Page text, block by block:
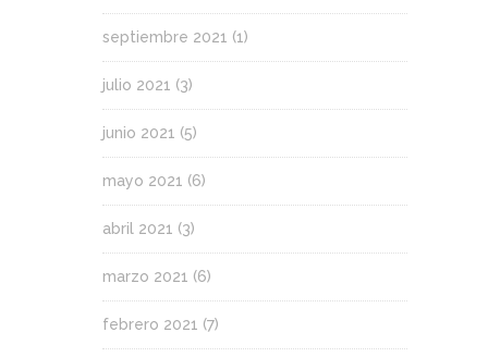
septiembre 2021 (1)
julio 2021 (3)
junio 2021 (5)
mayo 2021 (6)
abril 2021 (3)
marzo 2021 (6)
febrero 2021 (7)